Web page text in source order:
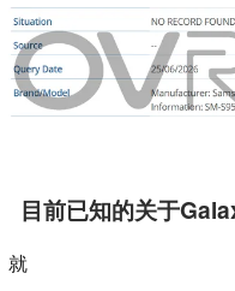
目前已知的关于
就